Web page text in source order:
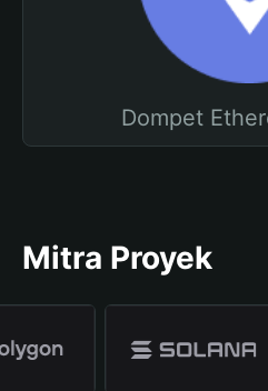
Dompet
Mitra Proyek